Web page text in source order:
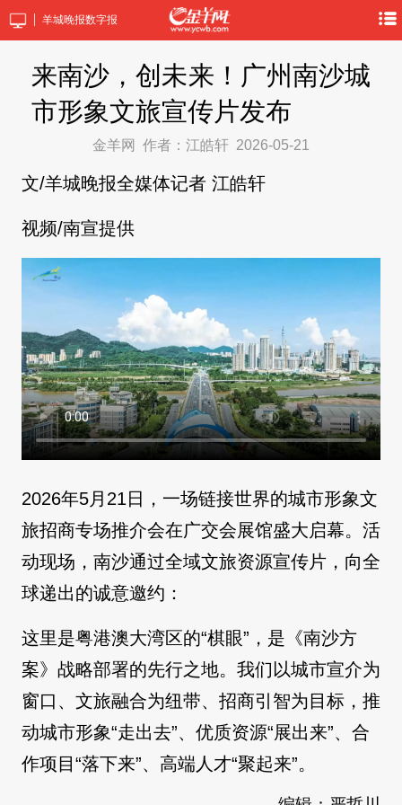
羊城晚报数字报
来南沙，创未来！广州南沙城
市形象文旅宣传片发布
金羊网 作者：江皓轩 2026-05-21
文/羊城晚报全媒体记者 江皓轩
视频/南宣提供
2026年5月21日，一场链接世界的城市形象文
旅招商专场推介会在广交会展馆盛大启幕。活
动现场，南沙通过全域文旅资源宣传片，向全
球递出的诚意邀约：
这里是粤港澳大湾区的“棋眼”，是《南沙方
案》战略部署的先行之地。我们以城市宣介为
窗口、文旅融合为纽带、招商引智为目标，推
动城市形象“走出去”、优质资源“展出来”、合
作项目“落下来”、高端人才“聚起来”。